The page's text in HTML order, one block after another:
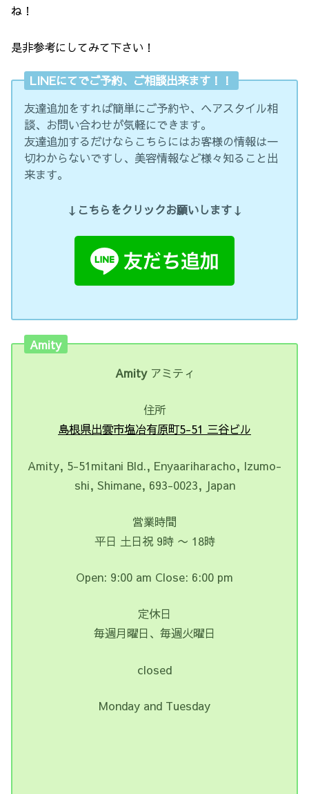
ね！
是非参考にしてみて下さい！
LINEにてでご予約、ご相談出来ます！！
友達追加をすれば簡単にご予約や、ヘアスタイル相
談、お問い合わせが気軽にできます。
友達追加するだけならこちらにはお客様の情報は一
切わからないですし、美容情報など様々知ること出
来ます。
↓こちらをクリックお願いします↓
Amity
Amityアミティ
住所
島根県出雲市塩冶有原町5-51 三谷ビル
Amity, 5-51mitani Bld., Enyaariharacho, Izumo-
shi, Shimane, 693-0023, Japan
営業時間
平日 土日祝 9時 〜 18時
Open: 9:00 am Close: 6:00 pm
定休日
毎週月曜日、毎週火曜日
closed
Monday and Tuesday